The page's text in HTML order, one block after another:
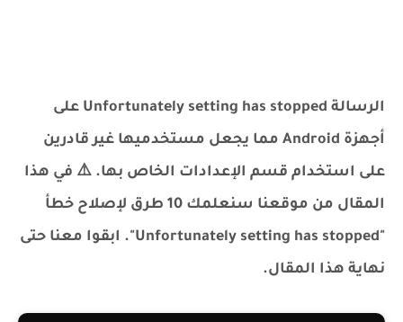
الرسالة Unfortunately setting has stopped على
أجهزة Android مما يجعل مستخدميها غير قادرين
على استخدام قسم الإعدادات الخاص بها. ⚠️ في هذا
المقال من موقعنا سنعلمك 10 طرق لإصلاح خطأ
"Unfortunately setting has stopped". ابقوا معنا حتى
نهاية هذا المقال.